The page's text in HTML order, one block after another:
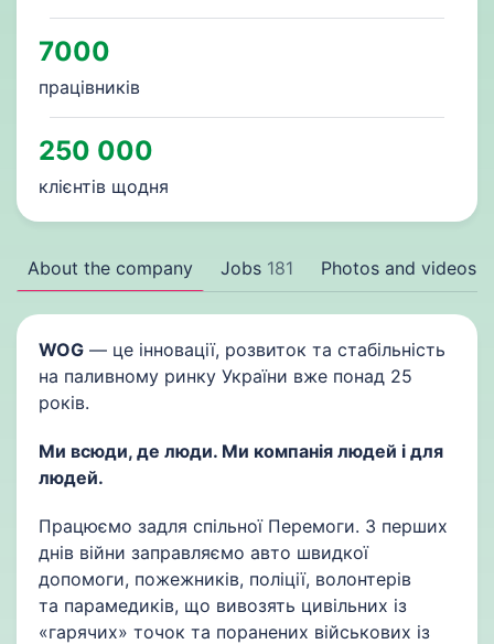
7000
працівників
250 000
клієнтів щодня
About the company Jobs 181 Photos and videos
WOG — це інновації, розвиток та стабільність
на паливному ринку України вже понад 25
років.
Ми всюди, де люди. Ми компанія людей і для
людей.
Працюємо задля спільної Перемоги. З перших
днів війни заправляємо авто швидкої
допомоги, пожежників, поліції, волонтерів
та парамедиків, що вивозять цивільних із
«гарячих» точок та поранених військових із